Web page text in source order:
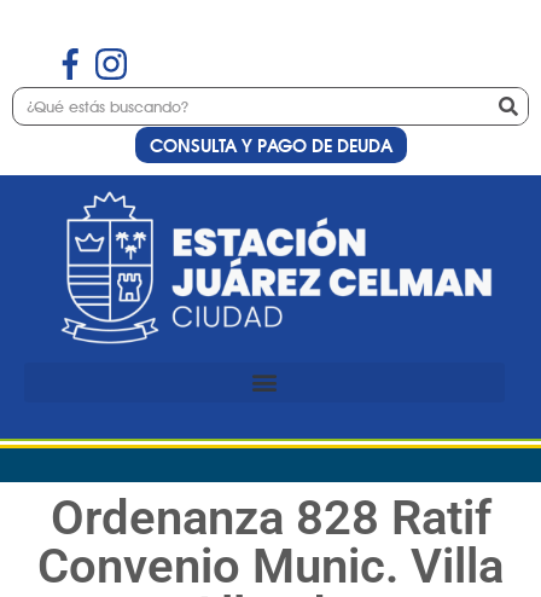
CONSULTA Y PAGO DE DEUDA
Ordenanza 828 Ratif
Convenio Munic. Villa